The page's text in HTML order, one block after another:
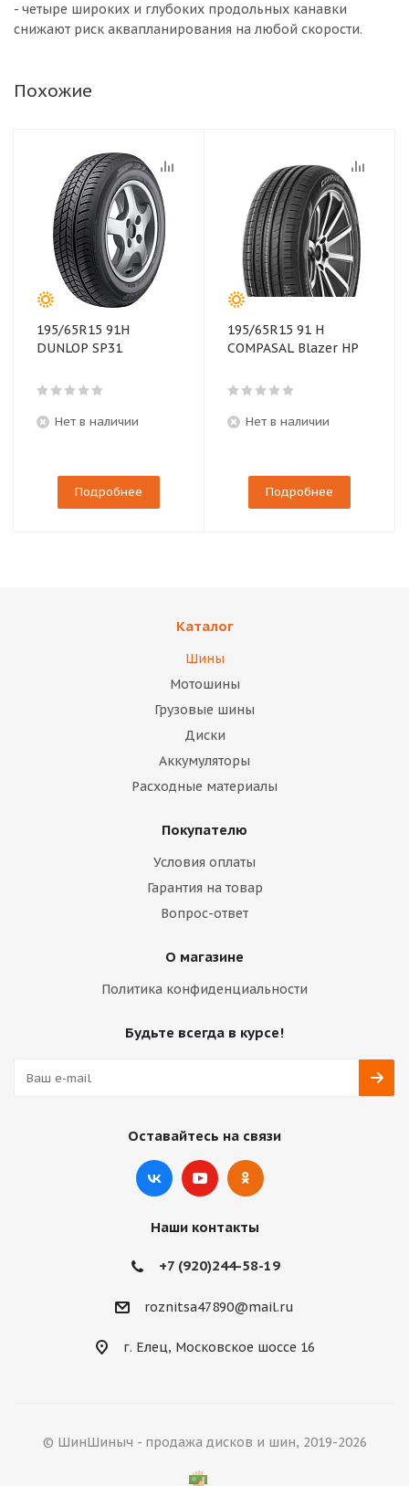
- четыре широких и глубоких продольных канавки
снижают риск аквапланирования на любой скорости.
Похожие
195/65R15 91H
DUNLOP SP31
Нет в наличии
Подробнее
195/65R15 91 H
COMPASAL Blazer HP
Нет в наличии
Подробнее
Каталог
Шины
Мотошины
Грузовые шины
Диски
Аккумуляторы
Расходные материалы
Покупателю
Условия оплаты
Гарантия на товар
Вопрос-ответ
О магазине
Политика конфиденциальности
Будьте всегда в курсе!
Оставайтесь на связи
Наши контакты
+7 (920)244-58-19
roznitsa47890@mail.ru
г. Елец, Московское шоссе 16
© ШинШиныч - продажа дисков и шин, 2019-2026